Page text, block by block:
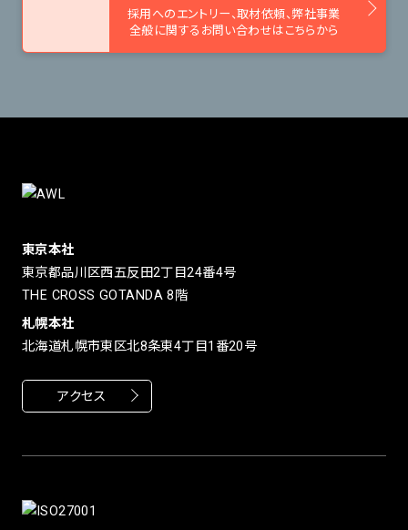
採用へのエントリー、取材依頼、弊社事業
全般に関するお問い合わせはこちらから
東京本社
東京都品川区西五反田2丁目24番4号
THE CROSS GOTANDA 8階
札幌本社
北海道札幌市東区北8条東4丁目1番20号
アクセス